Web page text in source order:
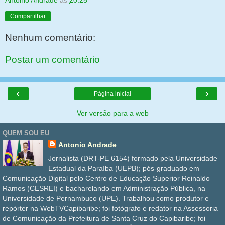
Compartilhar
Nenhum comentário:
Postar um comentário
‹ ›
Página inicial
Ver versão para a web
QUEM SOU EU
Antonio Andrade
Jornalista (DRT-PE 6154) formado pela Universidade
Estadual da Paraíba (UEPB); pós-graduado em
Comunicação Digital pelo Centro de Educação Superior Reinaldo
Ramos (CESREI) e bacharelando em Administração Pública, na
Universidade de Pernambuco (UPE). Trabalhou como produtor e
repórter na WebTVCapibaribe; foi fotógrafo e redator na Assessoria
de Comunicação da Prefeitura de Santa Cruz do Capibaribe; foi